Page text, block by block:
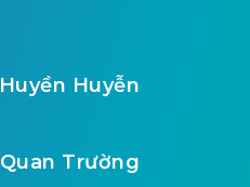
Huyền Huyễn
Quan Trường